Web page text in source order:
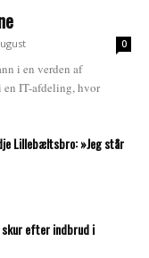
0
i en verden af
en IT-afdeling, hvor
Lillebæltsbro: »Jeg står
efter indbrud i